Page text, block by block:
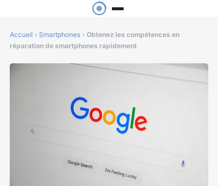
Accueil › Smartphones › Obtenez les compétences en
réparation de smartphones rapidement